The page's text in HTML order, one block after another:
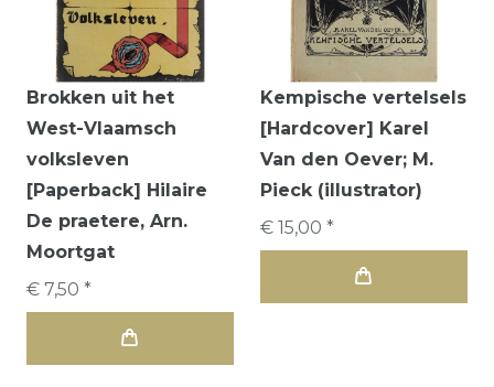
Brokken uit het
West-Vlaamsch
volksleven
[Paperback] Hilaire
De praetere, Arn.
Moortgat
€ 7,50 *
Kempische vertelsels
[Hardcover] Karel
Van den Oever; M.
Pieck (illustrator)
€ 15,00 *